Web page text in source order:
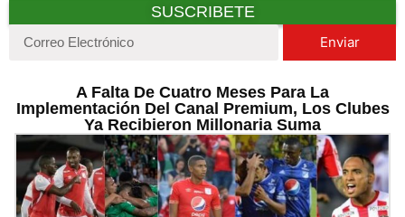
SUSCRIBETE
Enviar
A Falta De Cuatro Meses Para La
Implementación Del Canal Premium, Los Clubes
Ya Recibieron Millonaria Suma